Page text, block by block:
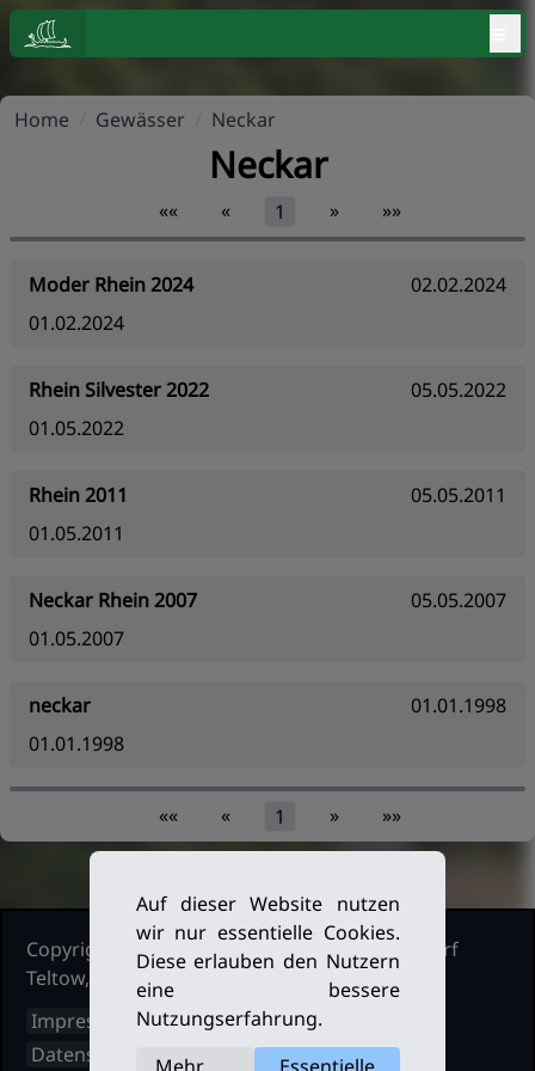
Home Gewässer Neckar
Neckar
«« « 1 » »»
Moder Rhein 2024
02.02.2024
01.02.2024
Rhein Silvester 2022
05.05.2022
01.05.2022
Rhein 2011
05.05.2011
01.05.2011
Neckar Rhein 2007
05.05.2007
01.05.2007
neckar
01.01.1998
01.01.1998
«« « 1 » »»
Copyright Ruderclub Kleinmachnow Stahnsdorf
Teltow, 2026. Alle Rechte vorbehalten.
Impressum
Datenschutz
Auf dieser Website nutzen
wir nur essentielle Cookies.
Diese erlauben den Nutzern
eine bessere
Nutzungserfahrung.